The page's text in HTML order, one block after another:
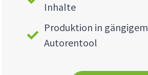
Inhalte
Produktion in gängigem
Autorentool